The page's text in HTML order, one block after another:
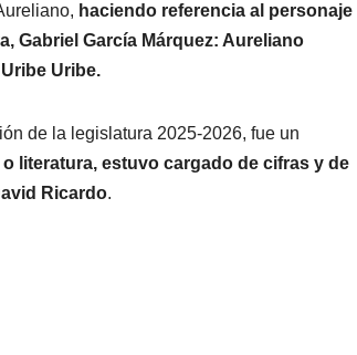
haciendo referencia al personaje
Gabriel García Márquez: Aureliano
Uribe.
de la legislatura 2025-2026, fue un
literatura, estuvo cargado de cifras y de
Ricardo.